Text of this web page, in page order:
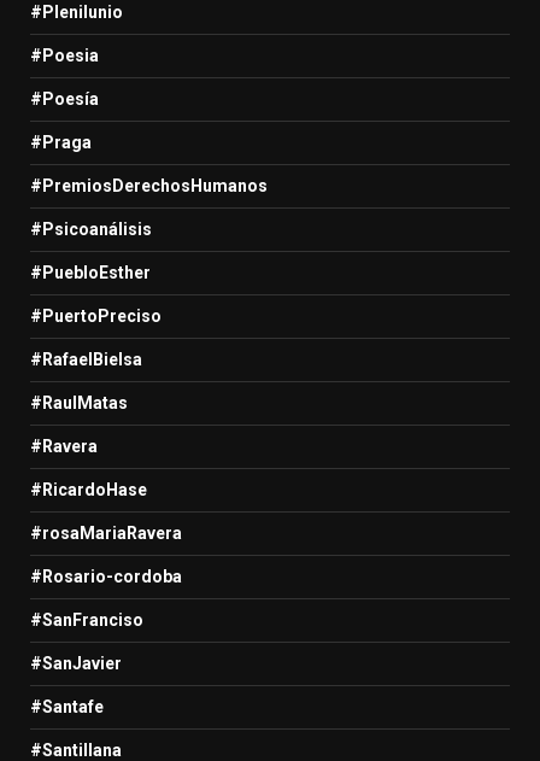
#Plenilunio
#Poesia
#Poesía
#Praga
#PremiosDerechosHumanos
#Psicoanálisis
#PuebloEsther
#PuertoPreciso
#RafaelBielsa
#RaulMatas
#Ravera
#RicardoHase
#rosaMariaRavera
#Rosario-cordoba
#SanFranciso
#SanJavier
#Santafe
#Santillana